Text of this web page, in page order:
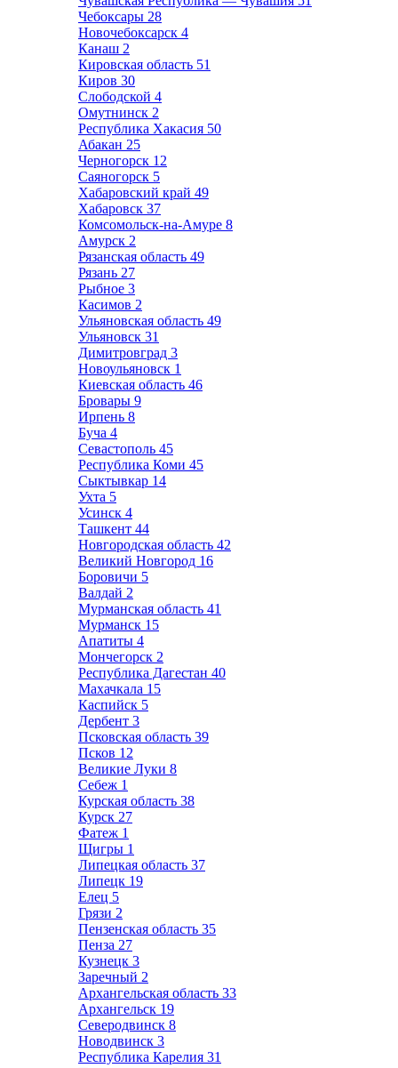
Чебоксары 28
Новочебоксарск 4
Канаш 2
Кировская область 51
Киров 30
Слободской 4
Омутнинск 2
Республика Хакасия 50
Абакан 25
Черногорск 12
Саяногорск 5
Хабаровский край 49
Хабаровск 37
Комсомольск-на-Амуре 8
Амурск 2
Рязанская область 49
Рязань 27
Рыбное 3
Касимов 2
Ульяновская область 49
Ульяновск 31
Димитровград 3
Новоульяновск 1
Киевская область 46
Бровары 9
Ирпень 8
Буча 4
Севастополь 45
Республика Коми 45
Сыктывкар 14
Ухта 5
Усинск 4
Ташкент 44
Новгородская область 42
Великий Новгород 16
Боровичи 5
Валдай 2
Мурманская область 41
Мурманск 15
Апатиты 4
Мончегорск 2
Республика Дагестан 40
Махачкала 15
Каспийск 5
Дербент 3
Псковская область 39
Псков 12
Великие Луки 8
Себеж 1
Курская область 38
Курск 27
Фатеж 1
Щигры 1
Липецкая область 37
Липецк 19
Елец 5
Грязи 2
Пензенская область 35
Пенза 27
Кузнецк 3
Заречный 2
Архангельская область 33
Архангельск 19
Северодвинск 8
Новодвинск 3
Республика Карелия 31